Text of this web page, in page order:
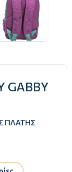
ΠΛΑΤΗΣ